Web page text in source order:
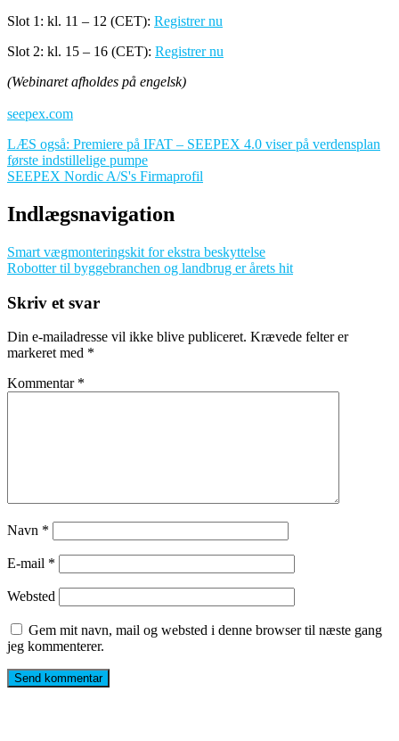
Slot 1: kl. 11 – 12 (CET): Registrer nu
Slot 2: kl. 15 – 16 (CET): Registrer nu
(Webinaret afholdes på engelsk)
seepex.com
LÆS også: Premiere på IFAT – SEEPEX 4.0 viser på verdensplan
første indstillelige pumpe
SEEPEX Nordic A/S's Firmaprofil
Indlægsnavigation
Smart vægmonteringskit for ekstra beskyttelse
Robotter til byggebranchen og landbrug er årets hit
Skriv et svar
Din e-mailadresse vil ikke blive publiceret. Krævede felter er
markeret med *
Kommentar *
Navn *
E-mail *
Websted
Gem mit navn, mail og websted i denne browser til næste gang
jeg kommenterer.